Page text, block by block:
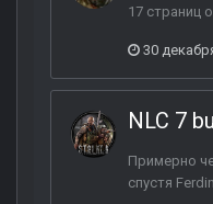
17 страниц
30
NLC 7
Примерно
спустя